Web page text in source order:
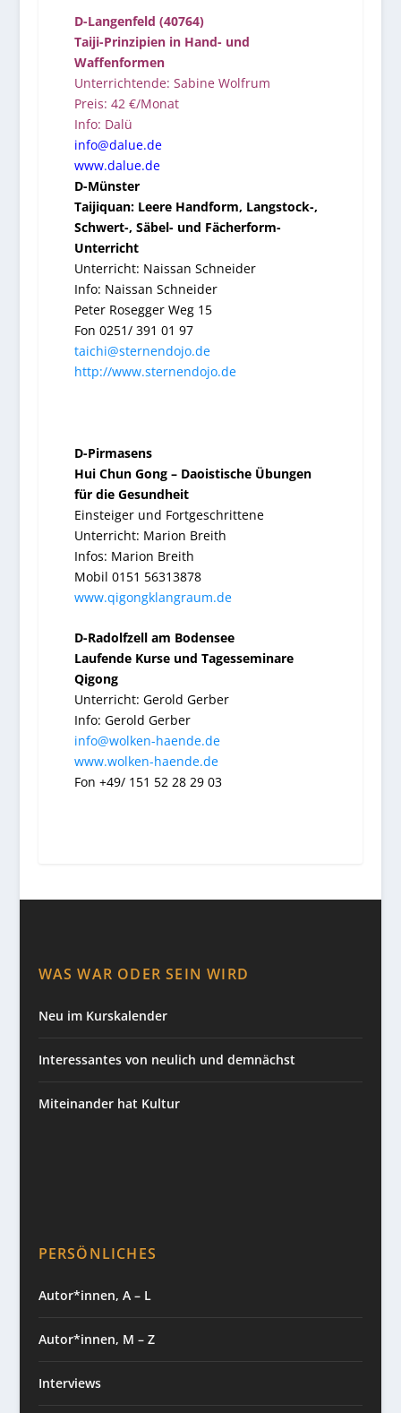
D-Langenfeld (40764)
Taiji-Prinzipien in Hand- und
Waffenformen
Unterrichtende: Sabine Wolfrum
Preis: 42 €/Monat
Info: Dalü
info@dalue.de
www.dalue.de
D-Münster
Taijiquan: Leere Handform, Langstock-,
Schwert-, Säbel- und Fächerform-
Unterricht
Unterricht: Naissan Schneider
Info: Naissan Schneider
Peter Rosegger Weg 15
Fon 0251/ 391 01 97
taichi@sternendojo.de
http://www.sternendojo.de
D-Pirmasens
Hui Chun Gong – Daoistische Übungen
für die Gesundheit
Einsteiger und Fortgeschrittene
Unterricht: Marion Breith
Infos: Marion Breith
Mobil 0151 56313878
www.qigongklangraum.de
D-Radolfzell am Bodensee
Laufende Kurse und Tagesseminare
Qigong
Unterricht: Gerold Gerber
Info: Gerold Gerber
info@wolken-haende.de
www.wolken-haende.de
Fon +49/ 151 52 28 29 03
WAS WAR ODER SEIN WIRD
Neu im Kurskalender
Interessantes von neulich und demnächst
Miteinander hat Kultur
PERSÖNLICHES
Autor*innen, A – L
Autor*innen, M – Z
Interviews